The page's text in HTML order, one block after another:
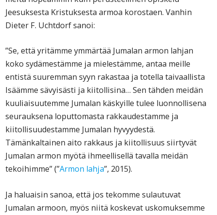
Jeesuksesta Kristuksesta armoa korostaen. Vanhin
Dieter F. Uchtdorf sanoi:
”Se, että yritämme ymmärtää Jumalan armon lahjan
koko sydämestämme ja mielestämme, antaa meille
entistä suuremman syyn rakastaa ja totella taivaallista
Isäämme sävyisästi ja kiitollisina… Sen tähden meidän
kuuliaisuutemme Jumalan käskyille tulee luonnollisena
seurauksena loputtomasta rakkaudestamme ja
kiitollisuudestamme Jumalan hyvyydestä.
Tämänkaltainen aito rakkaus ja kiitollisuus siirtyvät
Jumalan armon myötä ihmeellisellä tavalla meidän
tekoihimme” (”Armon lahja”, 2015).
Ja haluaisin sanoa, että jos tekomme sulautuvat
Jumalan armoon, myös niitä koskevat uskomuksemme